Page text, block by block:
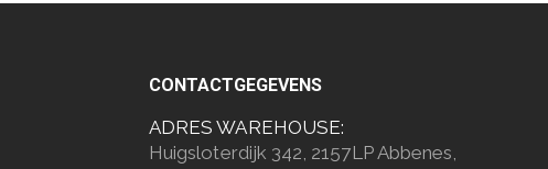
CONTACTGEGEVENS
ADRES WAREHOUSE:
Huigsloterdijk 342, 2157LP Abbenes,